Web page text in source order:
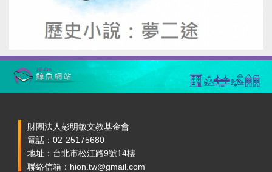
財團法人彭明敏文教基金會
電話：02-25175680
地址：台北市松江路9號14樓
聯絡信箱：hion.tw@gmail.com